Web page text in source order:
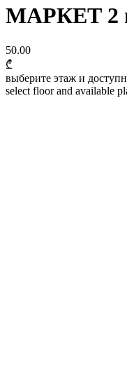
МАРКЕТ 2
50.00
₾
выберите этаж и
select floor and available